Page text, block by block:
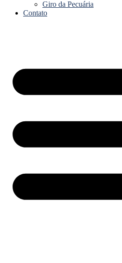
Giro da Pecuária
Contato